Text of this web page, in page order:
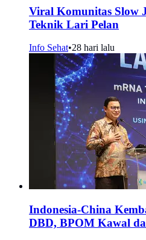
Viral Komunitas Slow
Teknik Lari Pelan
Info Sehat•28 hari lalu
Indonesia-China
DBD, BPOM Kawal